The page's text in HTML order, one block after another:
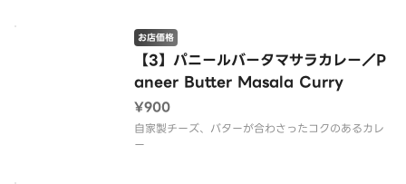
【3】パニールバータマサラカレー／P
aneer Butter Masala Curry
お店価格
¥900
自家製チーズ、バターが合わさったコクのあるカレ
ー